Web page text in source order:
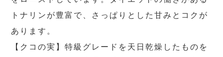
トナリンが豊富で、さっぱりとした甘みとコクが
あります。
【クコの実】特級グレードを天日乾燥したものを